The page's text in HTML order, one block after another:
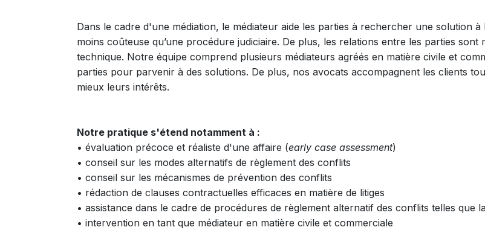
Dans le cadre d'une médiation, le médiateur aide les parties à rechercher une solution
moins coûteuse qu’une procédure judiciaire. De plus, les relations entre les parties
technique. Notre équipe comprend plusieurs médiateurs agréés en matière civile et
parties pour parvenir à des solutions. De plus, nos avocats accompagnent les clients
mieux leurs intérêts.
Notre pratique s'étend notamment à :
• évaluation précoce et réaliste d'une affaire (early case assessment)
• conseil sur les modes alternatifs de règlement des conflits
• conseil sur les mécanismes de prévention des conflits
• rédaction de clauses contractuelles efficaces en matière de litiges
• assistance dans le cadre de procédures de règlement alternatif des conflits telles que
• intervention en tant que médiateur en matière civile et commerciale